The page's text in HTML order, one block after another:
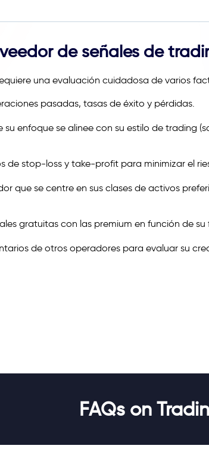
de señales de
una evaluación cuidadosa de varios
pasadas, tasas de éxito y pérdidas.
su enfoque se alinee con su estilo de trading
de stop-loss y take-profit para minimizar el
que se centre en sus clases de activos
gratuitas con las premium en función de
de otros operadores para evaluar su
FAQs on